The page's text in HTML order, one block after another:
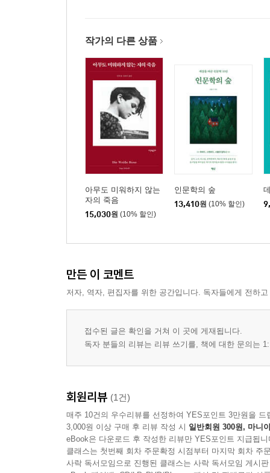
작가의 다른 상품
아무도 미워하지 않는
자의 죽음
15,030원 (10% 할인)
인문학의 숲
13,410원 (10% 할인)
만든 이 코멘트
저자, 역자, 편집자를 위한 공간입니다. 독자들에게 전하
접수된 글은 확인을 거쳐 이 곳에 게재됩니다.
독자 분들의 리뷰는 리뷰 쓰기를, 책에 대한 문의는
회원리뷰 (1건)
매주 10건의 우수리뷰를 선정하여 YES포인트 3만원을 드
3,000원 이상 구매 후 리뷰 작성 시 일반회원 300원, 마니
eBook은 다운로드 후 작성한 리뷰만 YES포인트 지급됩니
클래스는 첫번째 회차 주문확정 시점부터 마지막 회차 주
사락 독서모임으로 진행된 클래스는 사락 독서모임 게시